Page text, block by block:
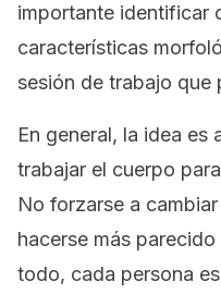
importante identificar
características
sesión de trabajo que
En general, la idea es
trabajar el cuerpo
No forzarse a
hacerse más
todo, cada persona